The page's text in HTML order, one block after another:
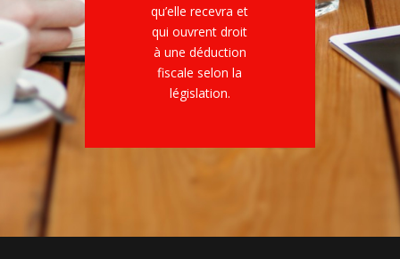
qu’elle recevra et
qui ouvrent droit
à une déduction
fiscale selon la
législation.